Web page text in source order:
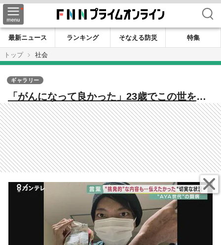
検索
最新ニュース ランキング そなえる防災
特集
トップ
社会
「がんになって良かった」23歳でこの世を去
った京都大学生 息を引き取る6日前まで投
稿 同じ世代のがん患者と思い共有
ギャラリー